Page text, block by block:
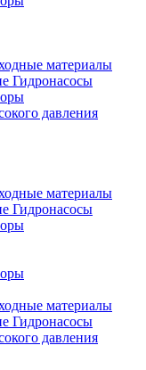
материалы
Гидронасосы
давления
материалы
Гидронасосы
материалы
Гидронасосы
давления